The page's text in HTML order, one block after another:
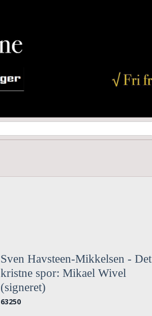
Sven Havsteen-Mikkelsen - Det
kristne spor: Mikael Wivel
(signeret)
63250